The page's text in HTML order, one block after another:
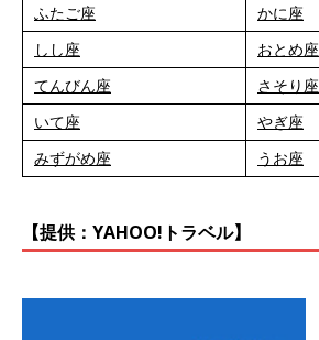
ふたご座
かに座
しし座
おとめ座
てんびん座
さそり座
いて座
やぎ座
みずがめ座
うお座
【提供：YAHOO!トラベル】